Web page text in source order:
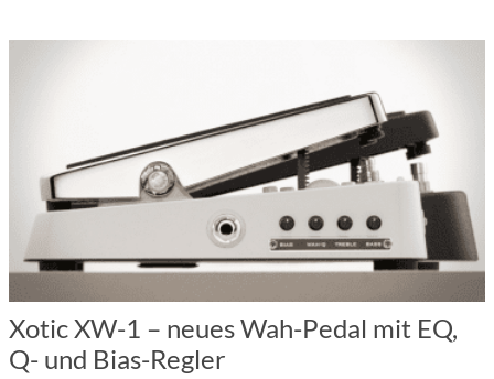
Xotic XW-1 – neues Wah-Pedal mit EQ,
Q- und Bias-Regler